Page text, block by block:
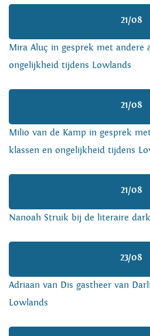
21/08
Mira Aluç in gesprek met andere
ongelijkheid tijdens Lowlands
21/08
Milio van de Kamp in gesprek
klassen en ongelijkheid tijdens
21/08
Nanoah Struik bij de literaire
23/08
Adriaan van Dis gastheer van
Lowlands